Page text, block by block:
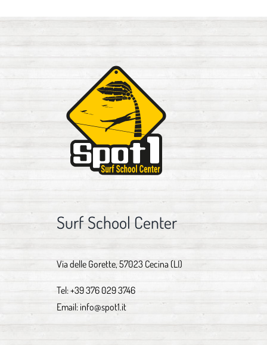
Surf School Center
Via delle Gorette, 57023 Cecina (LI)
Tel:+39 376 029 3746
Email: info@spot1.it